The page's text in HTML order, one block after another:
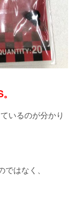
いるのが分かり
はなく、